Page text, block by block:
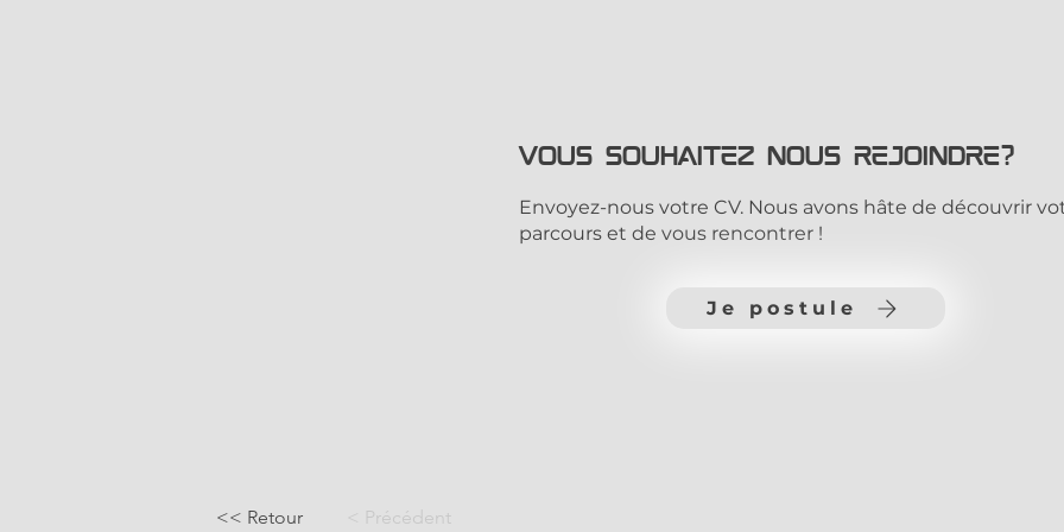
Vous souhaitez nous rejoindre?
Envoyez-nous votre CV. Nous avons hâte de découvrir
parcours et de vous rencontrer !
Je postule
< Précédent
<< Retour